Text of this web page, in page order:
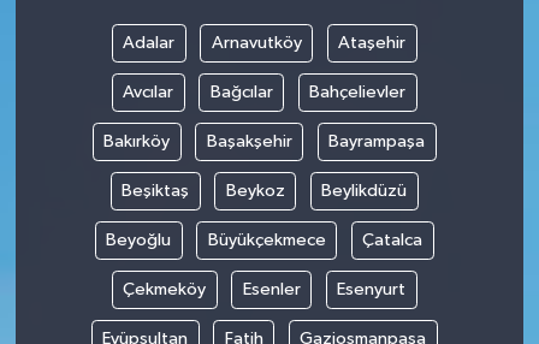
Adalar Arnavutköy Ataşehir
Avcılar Bağcılar Bahçelievler
Bakırköy Başakşehir Bayrampaşa
Beşiktaş Beykoz Beylikdüzü
Beyoğlu Büyükçekmece Çatalca
Çekmeköy Esenler Esenyurt
Eyüpsultan Fatih Gaziosmanpaşa